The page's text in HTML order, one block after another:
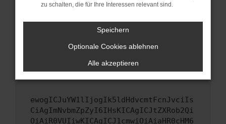
unterstützt werden.
Wende dich an den Webseitenbetreiber.
Wenn du alle oben genannten Schritte versucht
hast, kontaktiere uns bitte. Wir werden
versuchen, das Problem zu beheben. Du kannst
uns diesen Text schicken, um uns bei der
ewogICJuYW1lIjogIk5ldHdvcmtFcnJvciIs
CiAgImNvbmZpZyI6IHsKICAgICJtZXRob2Qi
OiAiR0VUIiwKICAgICJ1cmwiOiAiaHR0cHM6
zu schalten, die für Ihre Interessen relevant sind.
Speichern
Optionale Cookies ablehnen
Alle akzeptieren